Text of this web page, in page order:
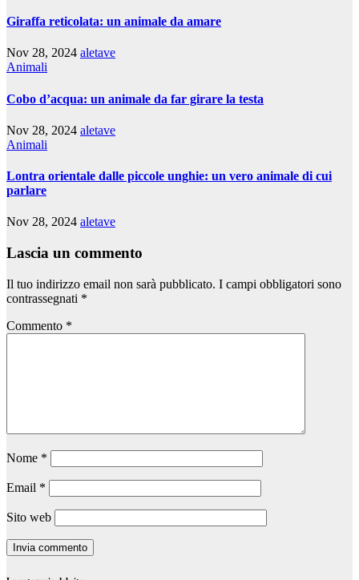
Giraffa reticolata: un animale da amare
Nov 28, 2024 aletave
Animali
Cobo d’acqua: un animale da far girare la testa
Nov 28, 2024 aletave
Animali
Lontra orientale dalle piccole unghie: un vero animale di cui
parlare
Nov 28, 2024 aletave
Lascia un commento
Il tuo indirizzo email non sarà pubblicato. I campi obbligatori sono
contrassegnati *
Commento *
Nome *
Email *
Sito web